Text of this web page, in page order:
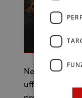
Nel corso del
ufficialmente